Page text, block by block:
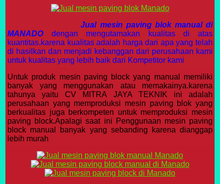
Jual mesin paving blok manual di
MANADO dengan mengutamakan kualitas di atas
kuantitas.karena kualitas adalah harga dari apa yang telah
di hasilkan dan menjadi kebanggan dari perusahaan kami
untuk kualitas yang lebih baik dari Kompetitor kami
Untuk produk mesin paving block yang manual memiliki
banyak yang menggunakan atau memakainya.karena
tahunya yaitu CV MITRA JAYA TEKNIK ini adalah
perusahaan yang memproduksi mesin paving blok yang
berkualitas juga berkompeten untuk memproduksi mesin
paving block.Apalagi saat ini Penggunaan mesin paving
block manual banyak yang sebanding karena dianggap
lebih murah